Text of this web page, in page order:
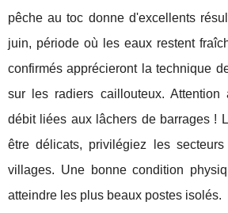
pêche au toc donne d'excellents
juin, période où les eaux restent
confirmés apprécieront la technique
sur les radiers caillouteux. Attention
débit liées aux lâchers de barrages !
être délicats, privilégiez les
villages. Une bonne condition
atteindre les plus beaux postes isolés.